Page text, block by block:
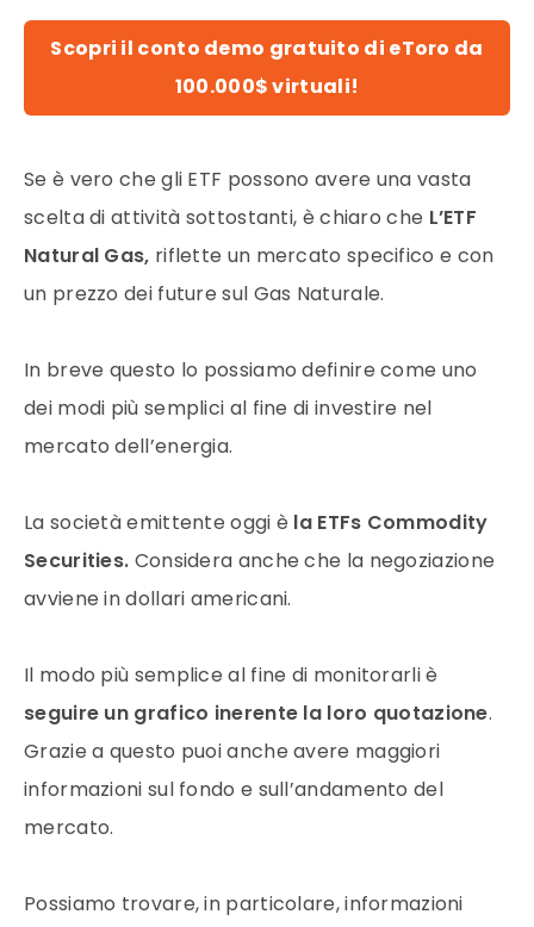
Scopri il conto demo gratuito di eToro da
100.000$ virtuali!
Se è vero che gli ETF possono avere una vasta
scelta di attività sottostanti, è chiaro che L’ETF
Natural Gas, riflette un mercato specifico e con
un prezzo dei future sul Gas Naturale.
In breve questo lo possiamo definire come uno
dei modi più semplici al fine di investire nel
mercato dell’energia.
La società emittente oggi è la ETFs Commodity
Securities. Considera anche che la negoziazione
avviene indollari americani.
Il modo più semplice al fine di monitorarli è
seguire un grafico inerente la loro quotazione.
Grazie a questo puoi anche avere maggiori
informazioni sul fondo e sull’andamento del
mercato.
Possiamo trovare, in particolare, informazioni